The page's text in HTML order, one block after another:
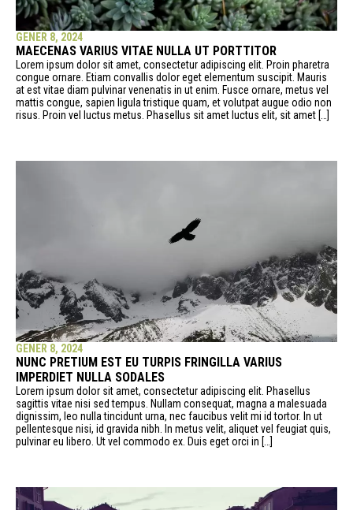
GENER 8, 2024
MAECENAS VARIUS VITAE NULLA UT PORTTITOR
Lorem ipsum dolor sit amet, consectetur adipiscing elit. Proin pharetra
congue ornare. Etiam convallis dolor eget elementum suscipit. Mauris
at est vitae diam pulvinar venenatis in ut enim. Fusce ornare, metus vel
mattis congue, sapien ligula tristique quam, et volutpat augue odio non
risus. Proin vel luctus metus. Phasellus sit amet luctus elit, sit amet […]
GENER 8, 2024
NUNC PRETIUM EST EU TURPIS FRINGILLA VARIUS
IMPERDIET NULLA SODALES
Lorem ipsum dolor sit amet, consectetur adipiscing elit. Phasellus
sagittis vitae nisi sed tempus. Nullam consequat, magna a malesuada
dignissim, leo nulla tincidunt urna, nec faucibus velit mi id tortor. In ut
pellentesque nisi, id gravida nibh. In metus velit, aliquet vel feugiat quis,
pulvinar eu libero. Ut vel commodo ex. Duis eget orci in […]